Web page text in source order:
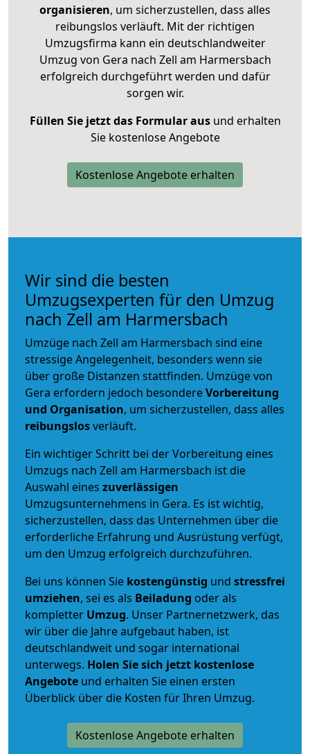
organisieren, um sicherzustellen, dass alles
reibungslos verläuft. Mit der richtigen
Umzugsfirma kann ein deutschlandweiter
Umzug von Gera nach Zell am Harmersbach
erfolgreich durchgeführt werden und dafür
sorgen wir.
Füllen Sie jetzt das Formular ausund erhalten
Sie kostenlose Angebote
Kostenlose Angebote erhalten
Wir sind die besten
Umzugsexperten für den Umzug
nach Zell am Harmersbach
Umzüge nach Zell am Harmersbach sind eine
stressige Angelegenheit, besonders wenn sie
über große Distanzen stattfinden. Umzüge von
Gera erfordern jedoch besondereVorbereitung
und Organisation, um sicherzustellen, dass alles
reibungslosverläuft.
Ein wichtiger Schritt bei der Vorbereitung eines
Umzugs nach Zell am Harmersbach ist die
Auswahl eines zuverlässigen
Umzugsunternehmens in Gera. Es ist wichtig,
sicherzustellen, dass das Unternehmen über die
erforderliche Erfahrung und Ausrüstung verfügt,
um den Umzug erfolgreich durchzuführen.
Bei uns können Sie kostengünstig und stressfrei
umziehen, sei es als Beiladung oder als
kompletter Umzug. Unser Partnernetzwerk, das
wir über die Jahre aufgebaut haben, ist
deutschlandweit und sogar international
unterwegs. Holen Sie sich jetzt kostenlose
Angebote und erhalten Sie einen ersten
Überblick über die Kosten für Ihren Umzug.
Kostenlose Angebote erhalten